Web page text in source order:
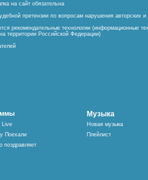
на сайт обязательна
претензии по вопросам нарушения авторских
рекомендательные технологии (информационные
территории Российской Федерации)
Live
Поехали
поздравляет
Музыка
Новая музыка
Плейлист